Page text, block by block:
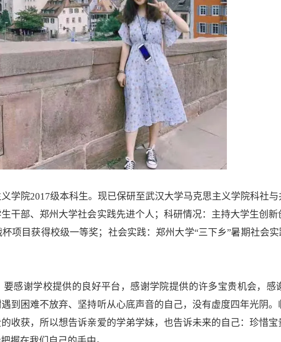
学院2017级本科生。现已保研至武汉大学马克思主义学院科社
干部、郑州大学社会实践先进个人；科研情况：主持大学生创新
项目获得校级一等奖；社会实践：郑州大学“三下乡”暑期社会
感谢学校提供的良好平台，感谢学院提供的许多宝贵机会，感
到困难不放弃、坚持听从心底声音的自己，没有虚度四年光阴
收获，所以想告诉亲爱的学弟学妹，也告诉未来的自己：珍惜